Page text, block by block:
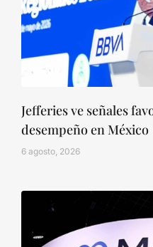
Jefferies ve señales
desempeño en México
6 agosto, 2026